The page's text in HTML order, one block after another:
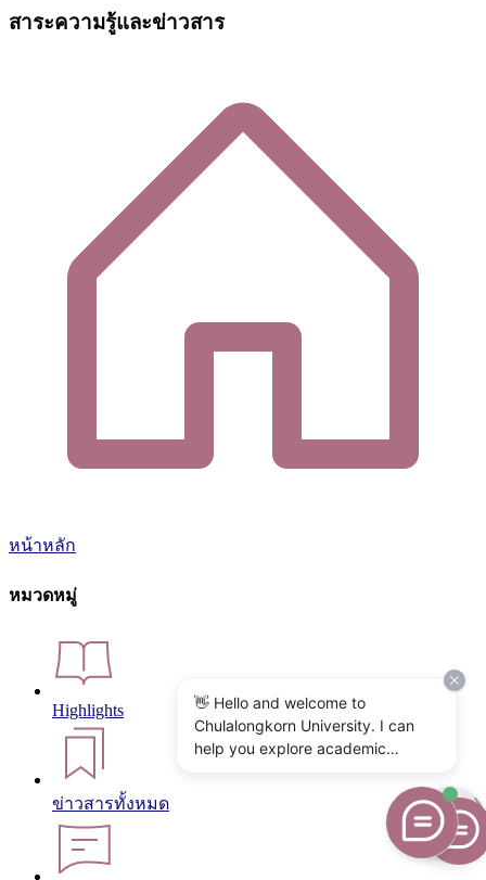
สาระความรู้และข่าวสาร
หน้าหลัก
หมวดหมู่
Highlights
ข่าวสารทั้งหมด
👋 Hello and welcome to
Chulalongkorn University. I can
help you explore academic